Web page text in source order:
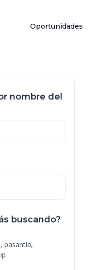
Oportunidades
nombre del
buscando?
pasantía,